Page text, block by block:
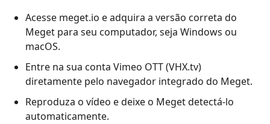
Acesse meget.io e adquira a versão correta do
Meget para seu computador, seja Windows ou
macOS.
Entre na sua conta Vimeo OTT (VHX.tv)
diretamente pelo navegador integrado do Meget.
Reproduza o vídeo e deixe o Meget detectá-lo
automaticamente.